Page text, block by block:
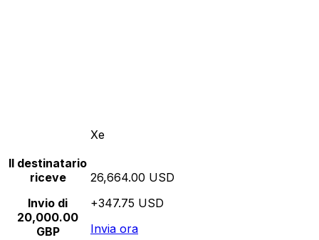
Xe
Il destinatario
riceve
Invio di
20,000.00
GBP
26,664.00 USD
+347.75 USD
Invia ora